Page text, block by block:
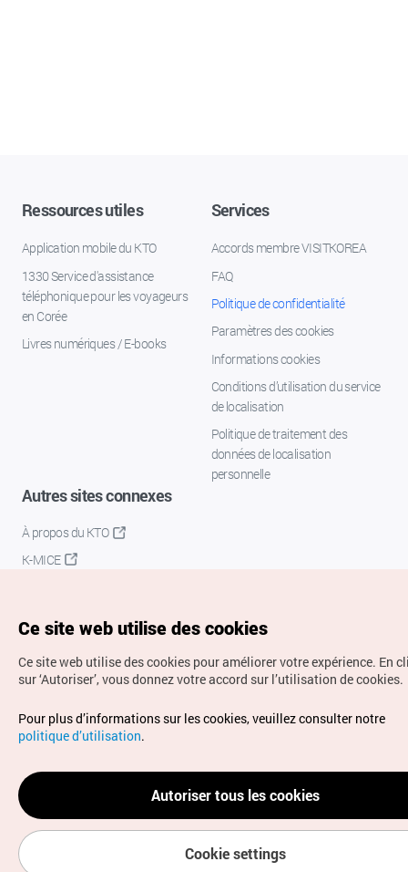
Ressources utiles
Application mobile du KTO
1330 Service d'assistance
téléphonique pour les voyageurs
en Corée
Livres numériques / E-books
Services
Accords membre VISITKOREA
FAQ
Politique de confidentialité
Paramètres des cookies
Informations cookies
Conditions d’utilisation du service
de localisation
Politique de traitement des
données de localisation
personnelle
Autres sites connexes
À propos du KTO
K-MICE
Droits d’auteur (c) Office National du Tourisme en Corée.
Tous droits réservés.
Pour les rapports d'erreurs et demandes de renseignements,
adressez vos demandes à
info.ontc@gmail.com
Ce site web utilise des cookies
Ce site web utilise des cookies pour améliorer votre expérience. En
sur ‘Autoriser’, vous donnez votre accord sur l’utilisation de cookies.
Pour plus d’informations sur les cookies, veuillez consulter notre
politique d’utilisation.
Autoriser tous les cookies
Cookie settings